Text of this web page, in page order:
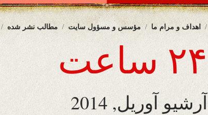
مطالب نشر شده مؤسس و مسؤول سایت اهداف و مرام ما
۲۴ ساعت
آرشیو آوریل, 2014